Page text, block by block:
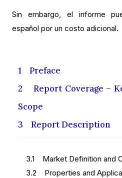
Sin embargo, el informe
español por un costo adicional.
1 Preface
2 Report Coverage –
Scope
3 Report Description
3.1 Market Definition and
3.2 Properties and